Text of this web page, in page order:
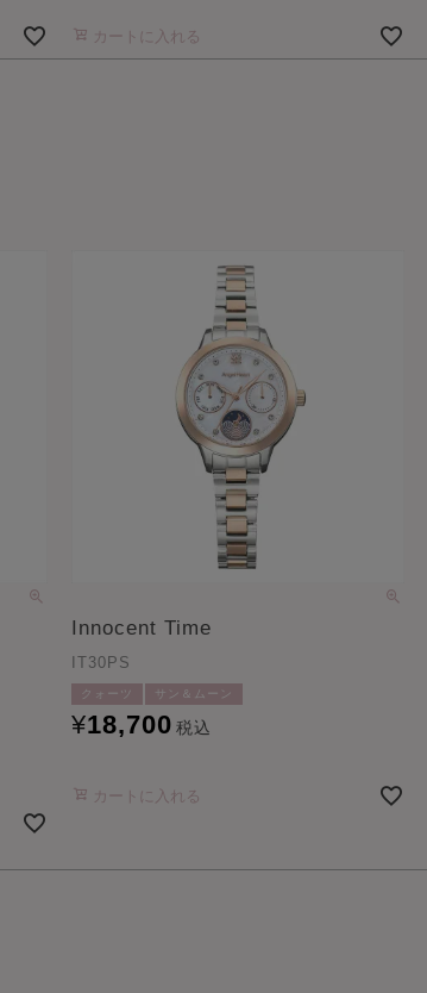
カートに入れる
Innocent Time
IT30PS
クォーツ サン＆ムーン
¥18,700 税込
カートに入れる